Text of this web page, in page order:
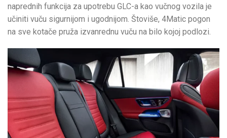
naprednih funkcija za upotrebu GLC-a kao vučnog vozila je
učiniti vuču sigurnijom i ugodnijom. Štoviše, 4Matic pogon
na sve kotače pruža izvanrednu vuču na bilo kojoj podlozi.